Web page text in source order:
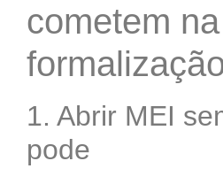
cometem na
1. Abrir MEI
pode